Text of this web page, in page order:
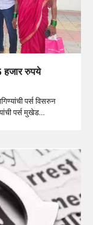
रुपये
पर्स विसरुन
पर्स मुखेड…